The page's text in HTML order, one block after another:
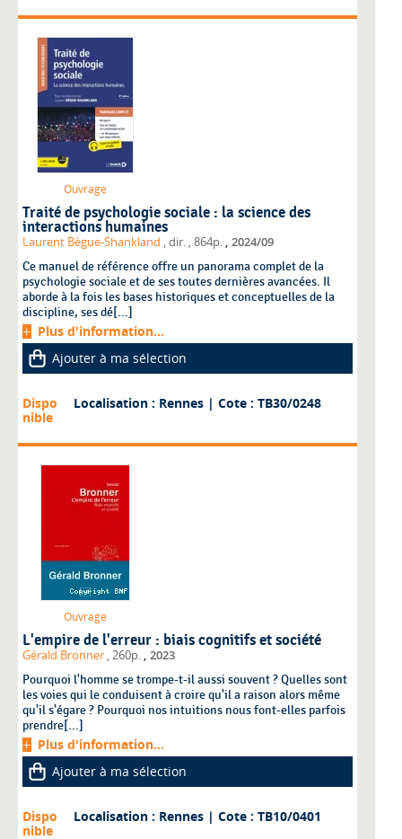
Ouvrage
Traité de psychologie sociale : la science des
interactions humaines
Laurent Bègue-Shankland , dir. , 864p. , 2024/09
Ce manuel de référence offre un panorama complet de la
psychologie sociale et de ses toutes dernières avancées. Il
aborde à la fois les bases historiques et conceptuelles de la
discipline, ses dé[...]
Plus d'information...
Ajouter à ma sélection
Dispo
nible
Localisation : Rennes | Cote : TB30/0248
Ouvrage
L'empire de l'erreur : biais cognitifs et société
Gérald Bronner , 260p. , 2023
Pourquoi l'homme se trompe-t-il aussi souvent ? Quelles sont
les voies qui le conduisent à croire qu'il a raison alors même
qu'il s'égare ? Pourquoi nos intuitions nous font-elles parfois
prendre[...]
Plus d'information...
Ajouter à ma sélection
Dispo
nible
Localisation : Rennes | Cote : TB10/0401